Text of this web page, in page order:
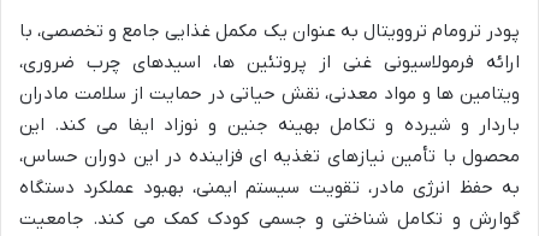
پودر ترومام تروویتال به عنوان یک مکمل غذایی جامع و تخصصی، با
ارائه فرمولاسیونی غنی از پروتئین ها، اسیدهای چرب ضروری،
ویتامین ها و مواد معدنی، نقش حیاتی در حمایت از سلامت مادران
باردار و شیرده و تکامل بهینه جنین و نوزاد ایفا می کند. این
محصول با تأمین نیازهای تغذیه ای فزاینده در این دوران حساس،
به حفظ انرژی مادر، تقویت سیستم ایمنی، بهبود عملکرد دستگاه
گوارش و تکامل شناختی و جسمی کودک کمک می کند. جامعیت